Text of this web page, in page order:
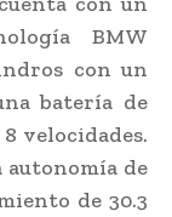
BMW
con un
batería de
velocidades.
autonomía de
de 30.3